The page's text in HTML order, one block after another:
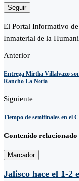
Seguir
El Portal Informativo
Inmaterial de la
Anterior
Entrega Mirtha Villalvazo
Rancho La Noria
Siguiente
Tiempo de semifinales en el
Contenido relacionado
Marcador
Jalisco hace el 1-2